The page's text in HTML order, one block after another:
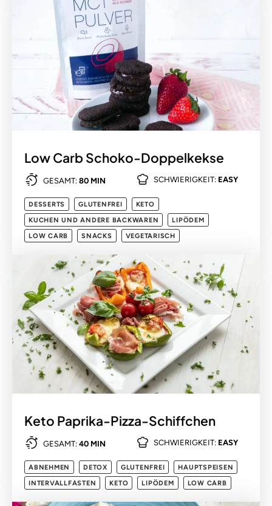
Low Carb Schoko-Doppelkekse
GESAMT: 80 MIN SCHWIERIGKEIT: EASY
DESSERTS GLUTENFREI
KETO
KUCHEN UND ANDERE BACKWAREN
LIPÖDEM
LOW CARB
SNACKS VEGETARISCH
Keto Paprika-Pizza-Schiffchen
GESAMT: 40 MIN SCHWIERIGKEIT: EASY
ABNEHMEN DETOX GLUTENFREI
HAUPTSPEISEN
INTERVALLFASTEN
KETO LIPÖDEM LOW CARB